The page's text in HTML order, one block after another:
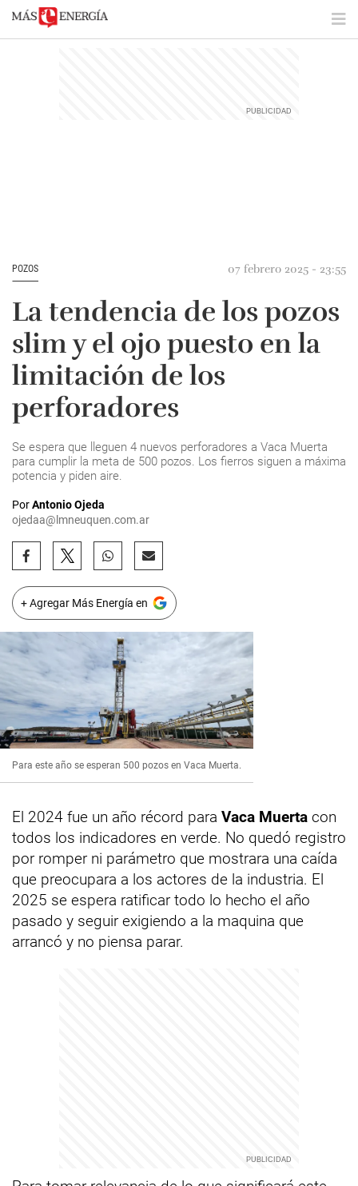
POZOS 07 febrero 2025 - 23:55
La tendencia de los pozos
slim y el ojo puesto en la
limitación de los
perforadores
Se espera que lleguen 4 nuevos perforadores a Vaca Muerta
para cumplir la meta de 500 pozos. Los fierros siguen a máxima
potencia y piden aire.
PorAntonio Ojeda
ojedaa@lmneuquen.com.ar
+ Agregar Más Energía en
Para este año se esperan 500 pozos en Vaca Muerta.
El 2024 fue un año récord para Vaca Muerta con
todos los indicadores en verde. No quedó registro
por romper ni parámetro que mostrara una caída
que preocupara a los actores de la industria. El
2025 se espera ratificar todo lo hecho el año
pasado y seguir exigiendo a la maquina que
arrancó y no piensa parar.